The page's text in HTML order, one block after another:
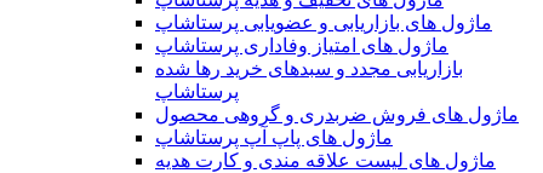
ماژول های بازاریابی و عضویابی پرستاشاپ
ماژول های امتیاز وفاداری پرستاشاپ
بازاریابی مجدد و سبدهای خرید رها شده
پرستاشاپ
ماژول های فروش ضربدری و گروهی محصول
ماژول های پاپ آپ پرستاشاپ
ماژول های لیست علاقه مندی و کارت هدیه